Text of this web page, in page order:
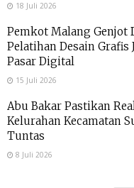
18 Juli 2026
Pemkot Malang Genjot
Pelatihan Desain Grafis
Pasar Digital
15 Juli 2026
Abu Bakar Pastikan
Kelurahan Kecamatan
Tuntas
8 Juli 2026